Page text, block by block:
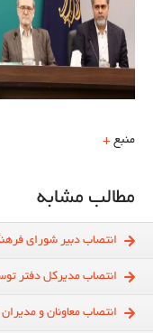
منبع +
مطالب مشابه
انتصاب دبیر شورای
انتصاب مدیرکل دفتر
انتصاب معاونان و